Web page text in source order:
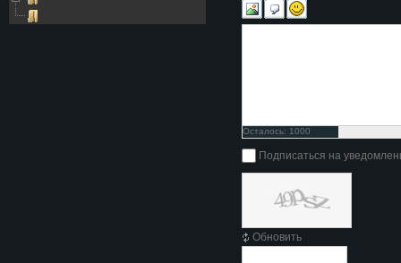
Осталось: 1000
символов
Подписаться на
Обновить